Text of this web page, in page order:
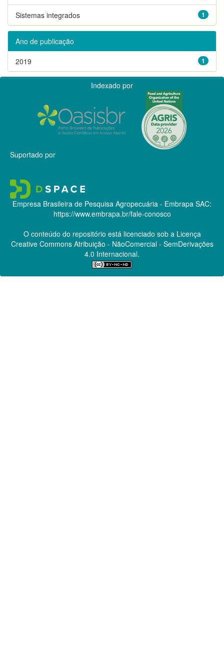
1
Sistemas integrados
Ano de publicação
1
2019
Indexado por
Suportado por
Empresa Brasileira de Pesquisa Agropecuária - Embrapa SAC:
https://www.embrapa.br/fale-conosco
O conteúdo do repositório está licenciado sob a Licença
Creative CommonsAtribuição - NãoComercial - SemDerivações
4.0 Internacional.